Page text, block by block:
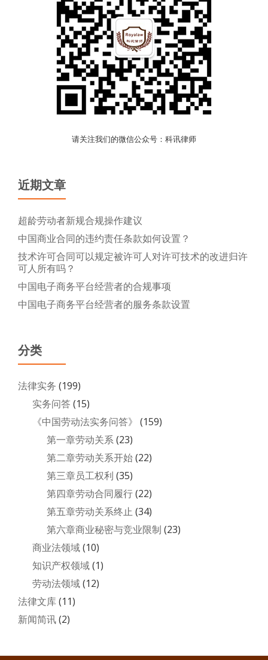
请关注我们的微信公众号：科讯律师
近期文章
超龄劳动者新规合规操作建议
中国商业合同的违约责任条款如何设置？
技术许可合同可以规定被许可人对许可技术的改进归许
可人所有吗？
中国电子商务平台经营者的合规事项
中国电子商务平台经营者的服务条款设置
分类
法律实务 (199)
实务问答(15)
《中国劳动法实务问答》 (159)
第一章劳动关系(23)
第二章劳动关系开始(22)
第三章员工权利 (35)
第四章劳动合同履行(22)
第五章劳动关系终止(34)
第六章商业秘密与竞业限制 (23)
商业法领域(10)
知识产权领域(1)
劳动法领域(12)
法律文库(11)
新闻简讯(2)